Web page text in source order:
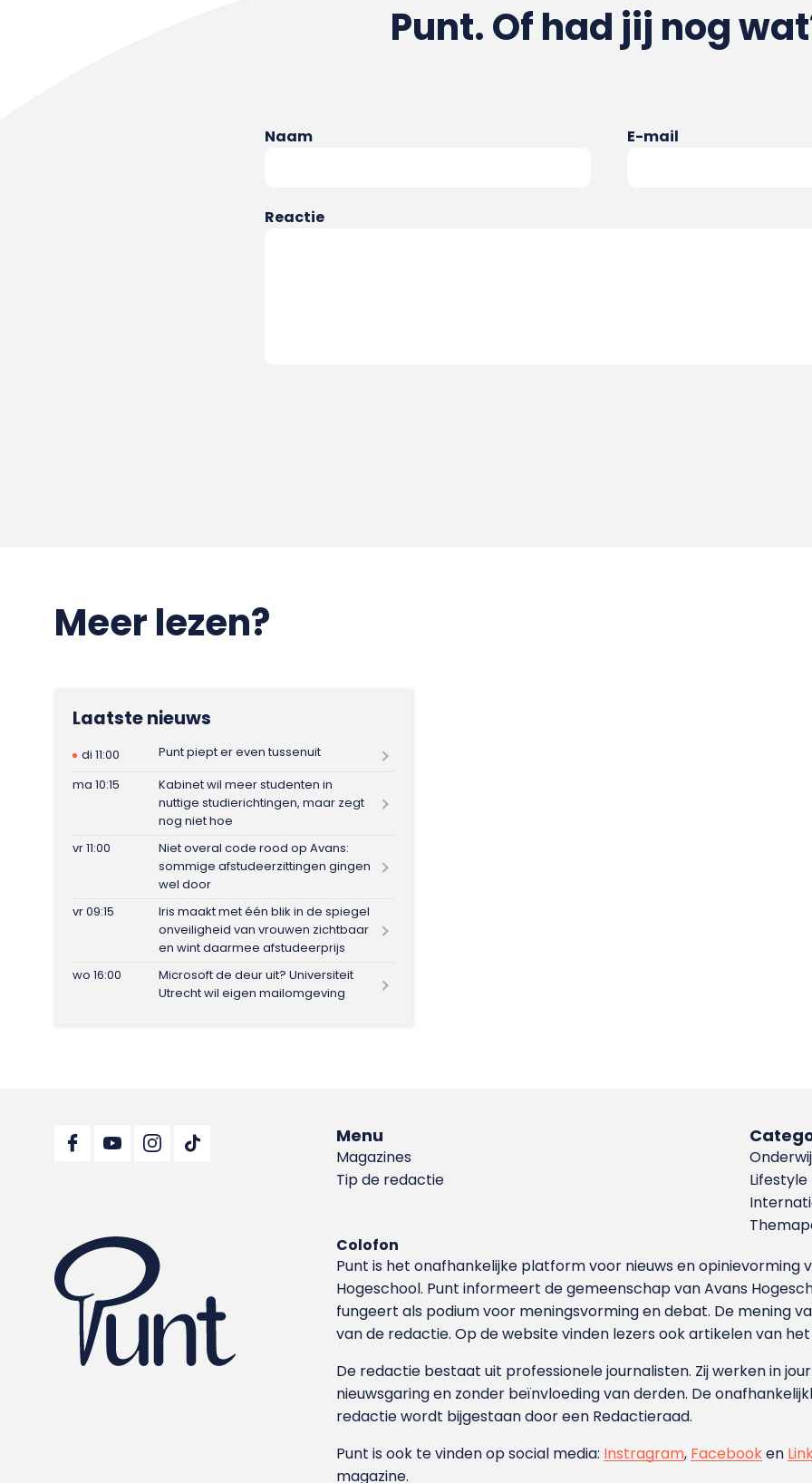
Punt. Of had jij nog
Naam E-mail
Reactie
Meer lezen?
Laatste nieuws
di 11:00
Punt piept er even tussenuit
ma 10:15
Kabinet wil meer studenten in
nuttige studierichtingen, maar zegt
nog niet hoe
vr 11:00
Niet overal code rood op Avans:
sommige afstudeerzittingen gingen
wel door
vr 09:15
Iris maakt met één blik in de spiegel
onveiligheid van vrouwen zichtbaar
en wint daarmee afstudeerprijs
wo 16:00
Microsoft de deur uit? Universiteit
Utrecht wil eigen mailomgeving
Menu
Magazines
Tip de redactie
Lifestyle
Colofon
Punt is het onafhankelijke platform voor nieuws en
Hoge­school. Punt informeert de gemeenschap van Avans
fungeert als podium voor meningsvorming en debat. De mening
van de redactie. Op de website vinden lezers ook artikelen van
De redactie bestaat uit professionele journalisten. Zij werken in
nieuwsgaring en zonder beïnvloeding van derden. De
redactie wordt bijgestaan door een Redactieraad.
Punt is ook te vinden op social media: Instragram, Facebooken
magazine.